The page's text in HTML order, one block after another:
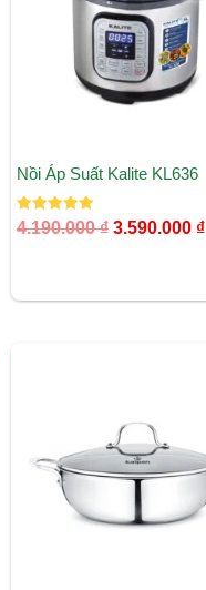
Nồi Áp Suất Kalite KL636
Được xếp
hạng
4.190.000₫ 3.590.000 ₫
1.209.000 ₫.